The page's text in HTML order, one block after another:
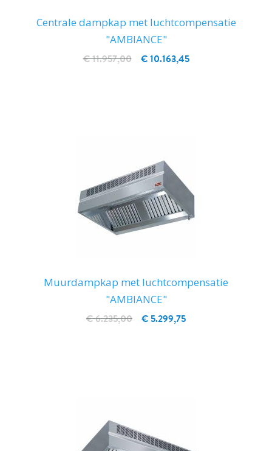
Centrale dampkap met luchtcompensatie
"AMBIANCE"
€ 10.163,45
€ 11.957,00
Muurdampkap met luchtcompensatie
"AMBIANCE"
€ 5.299,75
€ 6.235,00